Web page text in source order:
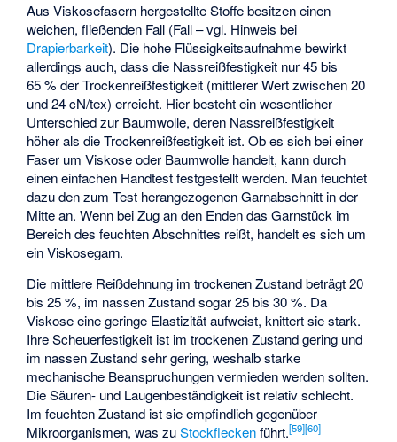
Aus Viskosefasern hergestellte Stoffe besitzen einen
weichen, fließenden Fall (Fall – vgl. Hinweis bei
Drapierbarkeit). Die hohe Flüssigkeitsaufnahme bewirkt
allerdings auch, dass die Nassreißfestigkeit nur 45 bis
65 % der Trockenreißfestigkeit (mittlerer Wert zwischen 20
und 24 cN/tex) erreicht. Hier besteht ein wesentlicher
Unterschied zur Baumwolle, deren Nassreißfestigkeit
höher als die Trockenreißfestigkeit ist. Ob es sich bei einer
Faser um Viskose oder Baumwolle handelt, kann durch
einen einfachen Handtest festgestellt werden. Man feuchtet
dazu den zum Test herangezogenen Garnabschnitt in der
Mitte an. Wenn bei Zug an den Enden das Garnstück im
Bereich des feuchten Abschnittes reißt, handelt es sich um
ein Viskosegarn.
Die mittlere Reißdehnung im trockenen Zustand beträgt 20
bis 25 %, im nassen Zustand sogar 25 bis 30 %. Da
Viskose eine geringe Elastizität aufweist, knittert sie stark.
Ihre Scheuerfestigkeit ist im trockenen Zustand gering und
im nassen Zustand sehr gering, weshalb starke
mechanische Beanspruchungen vermieden werden sollten.
Die Säuren- und Laugenbeständigkeit ist relativ schlecht.
Im feuchten Zustand ist sie empfindlich gegenüber
Mikroorganismen, was zuStockfleckenführt.[59][60]